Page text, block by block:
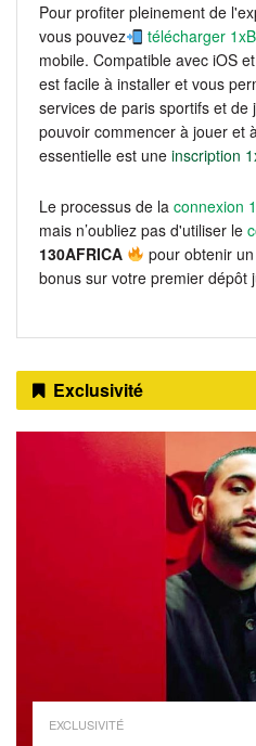
Pour profiter pleinement de
vous pouvez
télécharger
mobile. Compatible avec iOS
est facile à installer et vous
services de paris sportifs et de
pouvoir commencer à jouer et
essentielle est une inscription
Le processus de la connexion
mais n’oubliez pas d'utiliser le
130AFRICA
pour obtenir
bonus sur votre premier dépôt
Exclusivité
EXCLUSIVITÉ